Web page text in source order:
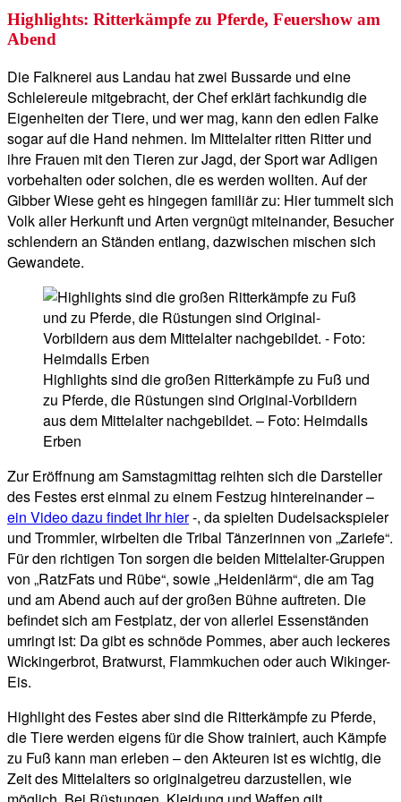
Highlights: Ritterkämpfe zu Pferde, Feuershow am
Abend
Die Falknerei aus Landau hat zwei Bussarde und eine
Schleiereule mitgebracht, der Chef erklärt fachkundig die
Eigenheiten der Tiere, und wer mag, kann den edlen Falke
sogar auf die Hand nehmen. Im Mittelalter ritten Ritter und
ihre Frauen mit den Tieren zur Jagd, der Sport war Adligen
vorbehalten oder solchen, die es werden wollten. Auf der
Gibber Wiese geht es hingegen familiär zu: Hier tummelt sich
Volk aller Herkunft und Arten vergnügt miteinander, Besucher
schlendern an Ständen entlang, dazwischen mischen sich
Gewandete.
Highlights sind die großen Ritterkämpfe zu Fuß und
zu Pferde, die Rüstungen sind Original-Vorbildern
aus dem Mittelalter nachgebildet. – Foto: Heimdalls
Erben
Zur Eröffnung am Samstagmittag reihten sich die Darsteller
des Festes erst einmal zu einem Festzug hintereinander –
ein Video dazu findet Ihr hier-, da spielten Dudelsackspieler
und Trommler, wirbelten die Tribal Tänzerinnen von „Zariefe“.
Für den richtigen Ton sorgen die beiden Mittelalter-Gruppen
von „RatzFats und Rübe“, sowie „Heidenlärm“, die am Tag
und am Abend auch auf der großen Bühne auftreten. Die
befindet sich am Festplatz, der von allerlei Essenständen
umringt ist: Da gibt es schnöde Pommes, aber auch leckeres
Wickingerbrot, Bratwurst, Flammkuchen oder auch Wikinger-
Eis.
Highlight des Festes aber sind die Ritterkämpfe zu Pferde,
die Tiere werden eigens für die Show trainiert, auch Kämpfe
zu Fuß kann man erleben – den Akteuren ist es wichtig, die
Zeit des Mittelalters so originalgetreu darzustellen, wie